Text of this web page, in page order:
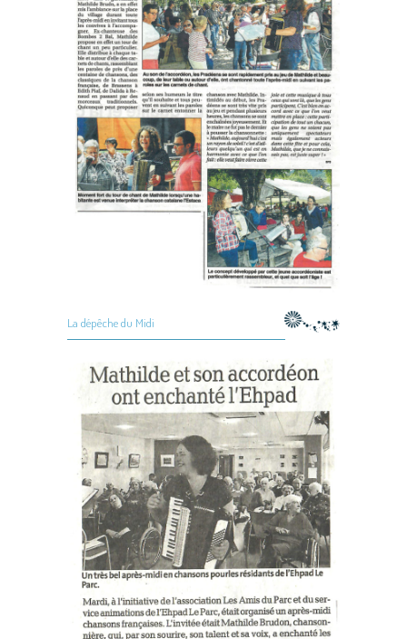
La dépêche du Midi